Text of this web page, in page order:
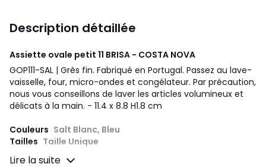
Description détaillée
Assiette ovale petit 11 BRISA - COSTA NOVA
GOP111-SAL | Grès fin. Fabriqué en Portugal. Passez au lave-
vaisselle, four, micro-ondes et congélateur. Par précaution,
nous vous conseillons de laver les articles volumineux et
délicats à la main. - 11.4 x 8.8 H1.8 cm
Couleurs Salt Blanc, Bleu
Tailles Taille Unique
Lire la suite